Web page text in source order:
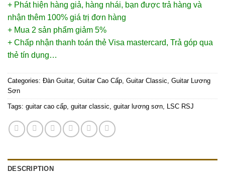
+ Phát hiện hàng giả, hàng nhái, bạn được trả hàng và
nhận thêm 100% giá trị đơn hàng
+ Mua 2 sản phẩm giảm 5%
+ Chấp nhận thanh toán thẻ Visa mastercard, Trả góp qua
thẻ tín dụng…
Categories: Đàn Guitar, Guitar Cao Cấp, Guitar Classic, Guitar Lương
Sơn
Tags: guitar cao cấp, guitar classic, guitar lương sơn, LSC RSJ
DESCRIPTION